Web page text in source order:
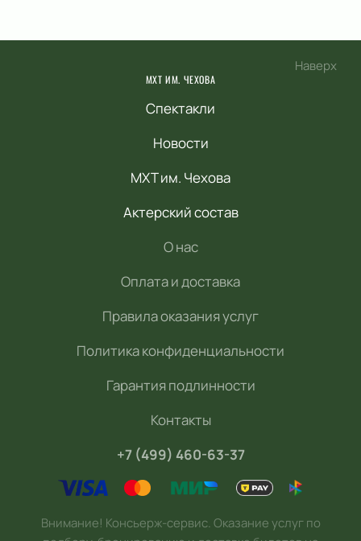
Наверх
МХТ ИМ. ЧЕХОВА
Спектакли
Новости
МХТ им. Чехова
Актерский состав
О нас
Оплата и доставка
Правила оказания услуг
Политика конфиденциальности
Гарантия подлинности
Контакты
+7 (499) 460-63-37
Внимание! Консьерж-сервис. Оказание услуг по